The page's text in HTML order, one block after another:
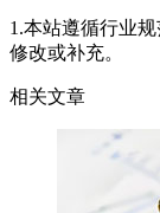
1.本站遵循行业
修改或补充。
相关文章